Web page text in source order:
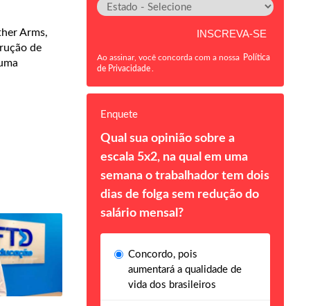
Arms,
de
Ao assinar, você concorda com a nossa Política
de Privacidade
Enquete
Qual sua opinião sobre a
escala 5x2, na qual em uma
semana o trabalhador tem dois
dias de folga sem redução do
salário mensal?
Concordo, pois
aumentará a qualidade de
vida dos brasileiros